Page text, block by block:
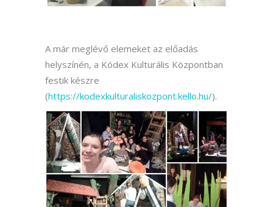
A már meglévő elemeket az előadás
helyszínén, a Kódex Kulturális Központban
festik készre
(https://kodexkulturaliskozpont.kello.hu/).